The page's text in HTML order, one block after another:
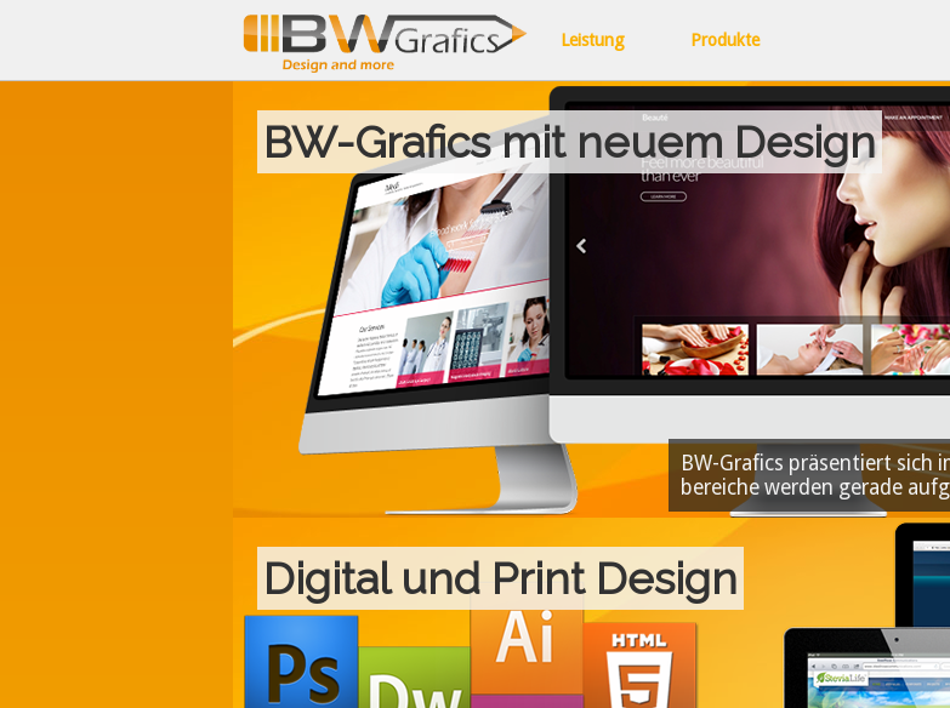
Leistung Produkte
BW-Grafics mit neuem Design
BW-Grafics präsentiert sich
bereiche werden gerade
Digital und Print Design